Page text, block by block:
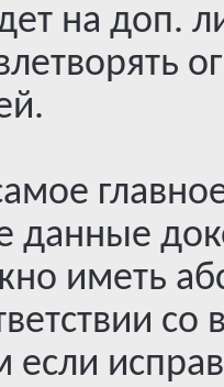
на доп.
данные
иметь
если